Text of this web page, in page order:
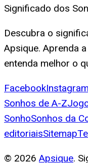
Significado dos
Descubra o
Apsique. Aprenda
entenda melhor o
FacebookInstagram
Sonhos de A-Z
SonhoSonhos da
editoriaisSitemap
© 2026 Apsique.